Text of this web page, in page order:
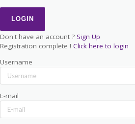
Don't have an account ? Sign Up
Registration complete ! Click here to login
Username
E-mail